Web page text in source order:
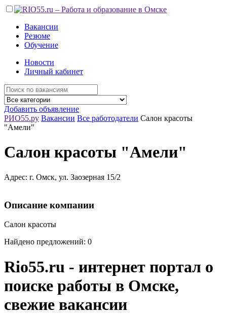
Вакансии
Резюме
Обучение
Новости
Личный кабинет
Добавить объявление
РИО55.ру Вакансии Все работодатели Салон красоты
"Амели"
Салон красоты "Амели"
Адрес: г. Омск, ул. Заозерная 15/2
Описание компании
Салон красоты
Найдено предложений: 0
Rio55.ru - интернет портал о
поиске работы в Омске,
свежие вакансии